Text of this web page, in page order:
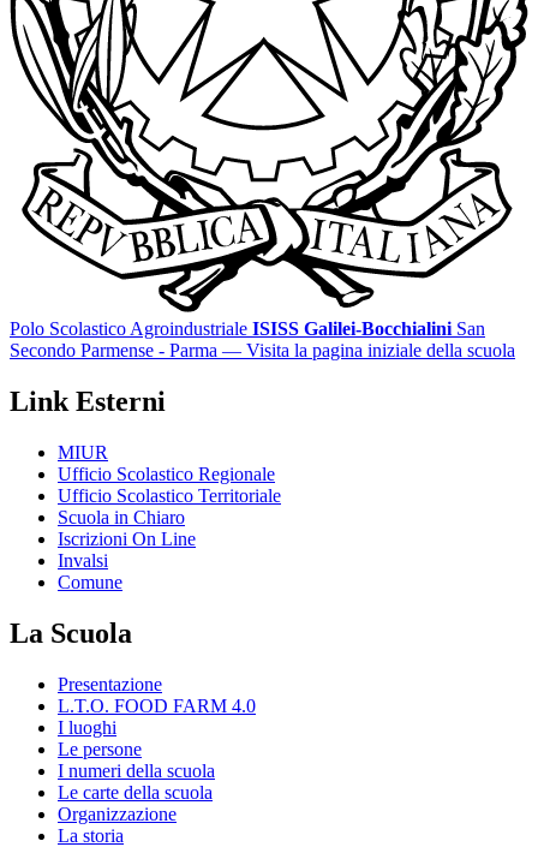
Polo Scolastico Agroindustriale ISISS Galilei-Bocchialini San
Secondo Parmense - Parma — Visita la pagina iniziale della scuola
Link Esterni
MIUR
Ufficio Scolastico Regionale
Ufficio Scolastico Territoriale
Scuola in Chiaro
Iscrizioni On Line
Invalsi
Comune
La Scuola
Presentazione
L.T.O. FOOD FARM 4.0
I luoghi
Le persone
I numeri della scuola
Le carte della scuola
Organizzazione
La storia